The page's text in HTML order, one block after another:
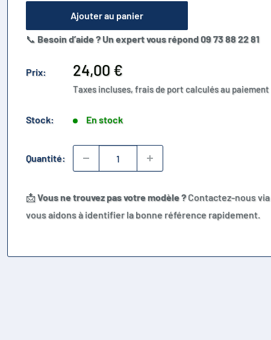
Ajouter au panier
📞 Besoin d’aide ? Un expert vous répond 09 73 88 22 81
Prix:
Prix
réduit
24,00 €
Taxes incluses, frais de port calculés au paiement
Stock: En stock
Quantité:
📩Vous ne trouvez pas votre modèle ?Contactez-nous via
vous aidons à identifier la bonne référence rapidement.